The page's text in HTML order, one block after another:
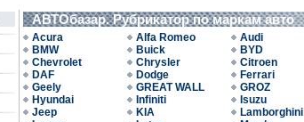
АВТОбазар. Рубрикатор по маркам авто
Acura Alfa Romeo Audi
BMW
Buick BYD
Chevrolet
Chrysler Citroen
DAF
Dodge Ferrari
Geely
GREAT WALL GROZ
Hyundai
Infiniti Isuzu
Jeep
KIA Lamborghini